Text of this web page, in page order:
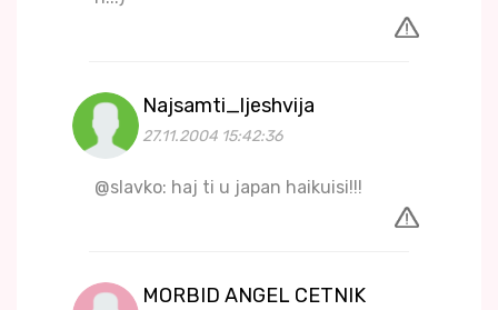
Najsamti_ljeshvija
27.11.2004 15:42:36
@slavko: haj ti u japan haikuisi!!!
MORBID ANGEL CETNIK